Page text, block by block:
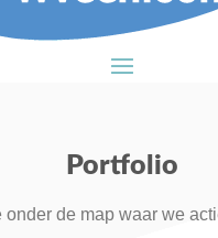
Portfolio
onder de map waar we